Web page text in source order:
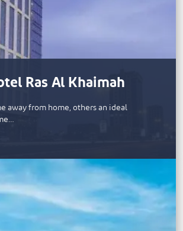
Ras Al Khaimah
away from home, others an ideal